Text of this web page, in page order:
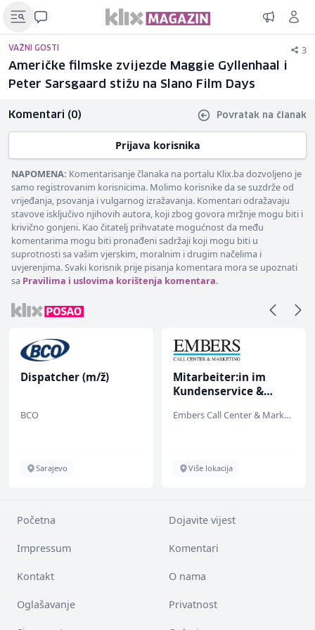
VAŽNI GOSTI 3
Američke filmske zvijezde Maggie Gyllenhaal i
Peter Sarsgaard stižu na Slano Film Days
Komentari (0) Povratak na članak
Prijava korisnika
NAPOMENA: Komentarisanje članaka na portalu Klix.ba dozvoljeno je
samo registrovanim korisnicima. Molimo korisnike da se suzdrže od
vrijeđanja, psovanja i vulgarnog izražavanja. Komentari odražavaju
stavove isključivo njihovih autora, koji zbog govora mržnje mogu biti i
krivično gonjeni. Kao čitatelj prihvatate mogućnost da među
komentarima mogu biti pronađeni sadržaji koji mogu biti u
suprotnosti sa vašim vjerskim, moralnim i drugim načelima i
uvjerenjima. Svaki korisnik prije pisanja komentara mora se upoznati
sa Pravilima i uslovima korištenja komentara.
Dispatcher (m/ž)
BCO
Sarajevo
Mitarbeiter:in im
Kundenservice &
Embers Call Center & Marketing
Više lokacija
Početna Dojavite vijest
Impressum Komentari
Kontakt O nama
Oglašavanje Privatnost